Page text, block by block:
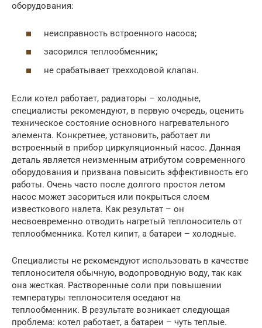
оборудования:
неисправность встроенного насоса;
засорился теплообменник;
не срабатывает трехходовой клапан.
Если котел работает, радиаторы – холодные,
специалисты рекомендуют, в первую очередь, оценить
техническое состояние основного нагревательного
элемента. Конкретнее, установить, работает ли
встроенный в прибор циркуляционный насос. Данная
деталь является неизменным атрибутом современного
оборудования и призвана повысить эффективность его
работы. Очень часто после долгого простоя летом
насос может засориться или покрыться слоем
известкового налета. Как результат – он
несвоевременно отводить нагретый теплоноситель от
теплообменника. Котел кипит, а батареи – холодные.
Специалисты не рекомендуют использовать в качестве
теплоносителя обычную, водопроводную воду, так как
она жесткая. Растворенные соли при повышении
температуры теплоносителя оседают на
теплообменник. В результате возникает следующая
проблема: котел работает, а батареи – чуть теплые.